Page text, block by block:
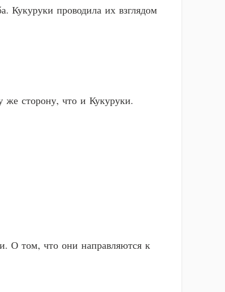
Кукуруки проводила их взглядом
сторону, что и Кукуруки.
О том, что они направляются к